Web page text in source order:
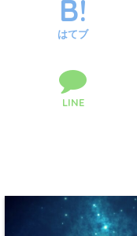
はてブ
LINE